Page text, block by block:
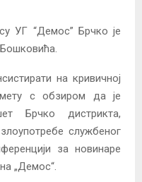
УГ “Демос” Брчко је
на кривичној
с обзиром да је
Брчко дистрикта,
службеног
за новинаре
„Демос“.